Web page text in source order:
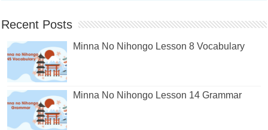
Recent Posts
Minna No Nihongo Lesson 8 Vocabulary
Minna No Nihongo Lesson 14 Grammar